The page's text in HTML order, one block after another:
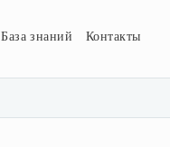
База знаний Контакты